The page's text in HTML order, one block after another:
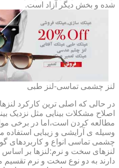
شده و بخش دیگر آزاد است.
لنز چشمی تماسی-لنز طبی
در حالی که اصلی ترین کارکرد
اصلاح مشکلات بینایی مثل نزدیک
مطالعه کردن است،اما در برخی
وسیله ی آرایشی و زیبایی
چشمی تماسی انواع و کاربردهای
لنزهای سخت و نرم:لنزها بر
دارند به دو نوع سخت و نرم